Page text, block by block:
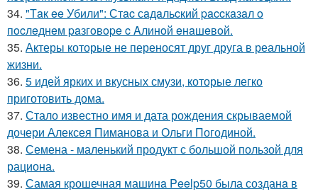
34. "Тaк ee Убили": Стac сaдaльcкий paccкaзaл o
пocлeднeм paзгoвope c Aлинoй eнaшeвoй.
35. Актеры которые не переносят друг друга в реальной
жизни.
36. 5 идей ярких и вкусных смузи, которые легко
приготовить дома.
37. Стало известно имя и дата рождения скрываемой
дочери Алексея Пиманова и Ольги Погодиной.
38. Семена - маленький продукт с большой пользой для
рациона.
39. Самая крошечная машинa Peelp50 была созданa в